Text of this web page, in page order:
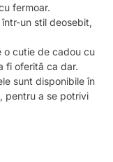
fermoar.
un stil deosebit,
o cutie de cadou cu
fi oferită ca dar.
sunt disponibile în
pentru a se potrivi